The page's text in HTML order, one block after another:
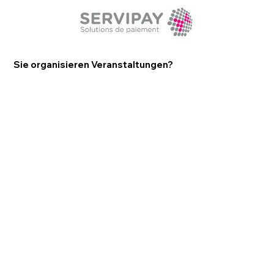
Sie organisieren Veranstaltungen?